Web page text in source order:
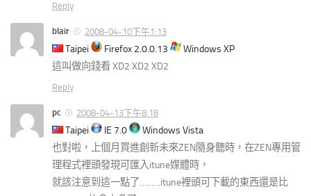
Reply
blair 2008-04-10下午1:13
Taipei Firefox 2.0.0.13
Windows XP
這叫做向錢看 XD2 XD2 XD2
Reply
pc 2008-04-13下午8:18
Taipei IE 7.0
Windows Vista
也對啦，上個月買進創新未來ZEN隨身聽時，在ZEN專用管
理程式裡頭發現可匯入itune媒體時，
就該注意到這一點了………itune裡頭可下載的東西還是比